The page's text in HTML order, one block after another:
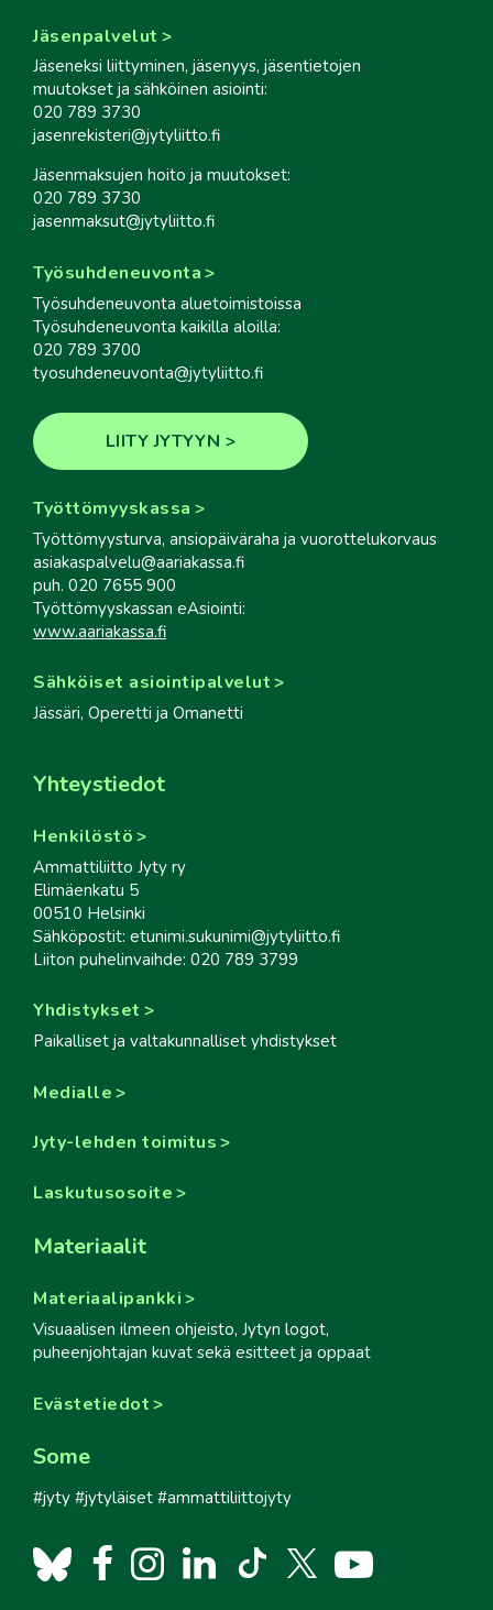
Jäsenpalvelut
Jäseneksi liittyminen, jäsenyys, jäsentietojen
muutokset ja sähköinen asiointi:
020 789 3730
jasenrekisteri@jytyliitto.fi
Jäsenmaksujen hoito ja muutokset:
020 789 3730
jasenmaksut@jytyliitto.fi
Työsuhdeneuvonta
Työsuhdeneuvonta aluetoimistoissa
Työsuhdeneuvonta kaikilla aloilla:
020 789 3700
tyosuhdeneuvonta@jytyliitto.fi
LIITY JYTYYN
Työttömyyskassa
Työttömyysturva, ansiopäiväraha ja vuorottelukorvaus
asiakaspalvelu@aariakassa.fi
puh. 020 7655 900
Työttömyyskassan eAsiointi:
www.aariakassa.fi
Sähköiset asiointipalvelut
Jässäri, Operetti ja Omanetti
Yhteystiedot
Henkilöstö
Ammattiliitto Jyty ry
Elimäenkatu 5
00510 Helsinki
Sähköpostit: etunimi.sukunimi@jytyliitto.fi
Liiton puhelinvaihde: 020 789 3799
Yhdistykset
Paikalliset ja valtakunnalliset yhdistykset
Medialle
Jyty-lehden toimitus
Laskutusosoite
Materiaalit
Materiaalipankki
Visuaalisen ilmeen ohjeisto, Jytyn logot,
puheenjohtajan kuvat sekä esitteet ja oppaat
Evästetiedot
Some
#jyty #jytyläiset #ammattiliittojyty